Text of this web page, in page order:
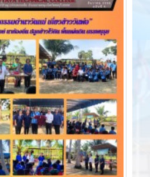
0
3 ปี ที่ผ่านมา
าคม 2566​ นายศิรเมศร์ พัชราอริยะ
วิทยาลัยเทคนิคพัทยา เป็นประธาน
Day ซึ่งมีคณะครู ผู้บริหาร ครู
รียน นักศึกษา เข้าร่วมกิจกรรมและยัง
เตอร์ & มีสทูบีนัมเยอร์วัน ประกวด
2023 ดำเนินการโดย ชมรม To Be
ะ แผนกวิชาาสามัญสัมพันธ์ ณ อาคาร
ค์ วิทยาลัยเทคนิคพัทยา